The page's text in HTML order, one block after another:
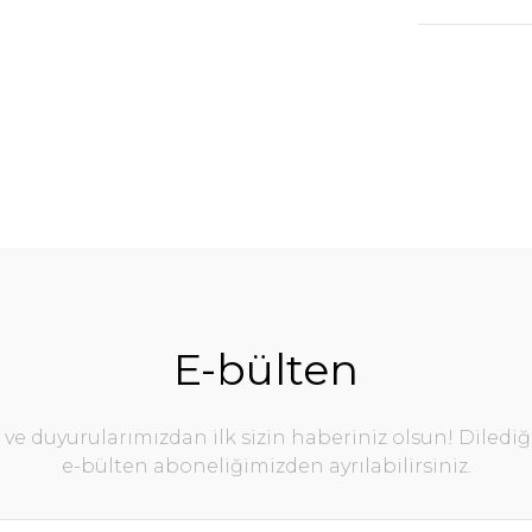
E-bülten
ve duyurularımızdan ilk sizin haberiniz olsun!
e-bülten aboneliğimizden ayrılabilirsiniz.